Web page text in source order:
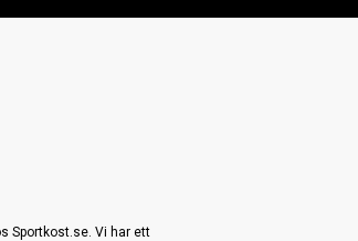
Sportkost.se. Vi har ett